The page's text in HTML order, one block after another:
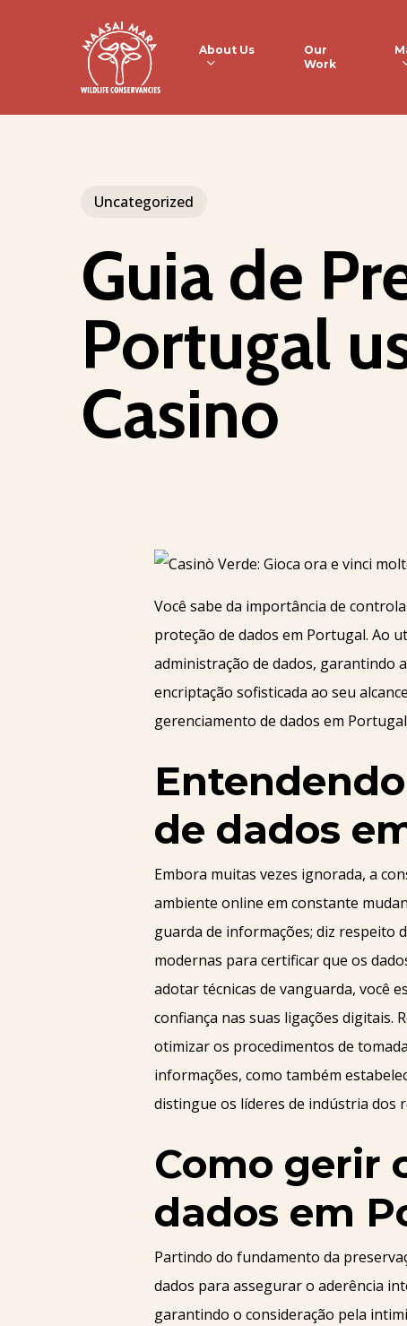
About Us
Our
Work
Uncategorized
Guia de
Portugal
Casino
Você sabe da importância de
proteção de dados em Portugal. Ao
administração de dados, garantindo
encriptação sofisticada ao seu
gerenciamento de dados em
de dados
Embora muitas vezes ignorada, a
ambiente online em constante
guarda de informações; diz respeito
modernas para certificar que os
adotar técnicas de vanguarda, você
confiança nas suas ligações digitais.
otimizar os procedimentos de
informações, como também
distingue os líderes de indústria dos
Como gerir
dados em
Partindo do fundamento da
dados para assegurar o aderência
garantindo o consideração pela